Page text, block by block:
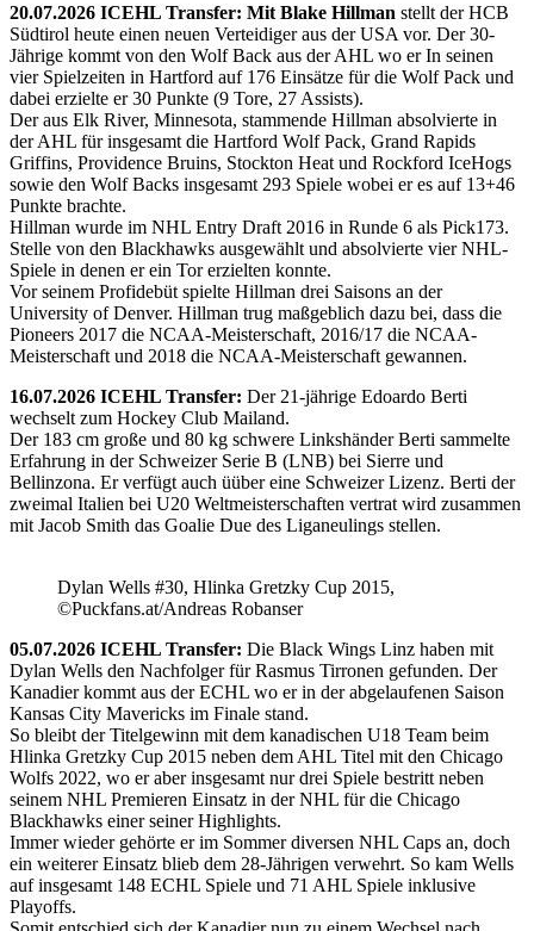
20.07.2026 ICEHL Transfer: Mit Blake Hillman stellt der HCB
Südtirol heute einen neuen Verteidiger aus der USA vor. Der 30-
Jährige kommt von den Wolf Back aus der AHL wo er In seinen
vier Spielzeiten in Hartford auf 176 Einsätze für die Wolf Pack und
dabei erzielte er 30 Punkte (9 Tore, 27 Assists).
Der aus Elk River, Minnesota, stammende Hillman absolvierte in
der AHL für insgesamt die Hartford Wolf Pack, Grand Rapids
Griffins, Providence Bruins, Stockton Heat und Rockford IceHogs
sowie den Wolf Backs insgesamt 293 Spiele wobei er es auf 13+46
Punkte brachte.
Hillman wurde im NHL Entry Draft 2016 in Runde 6 als Pick173.
Stelle von den Blackhawks ausgewählt und absolvierte vier NHL-
Spiele in denen er ein Tor erzielten konnte.
Vor seinem Profidebüt spielte Hillman drei Saisons an der
University of Denver. Hillman trug maßgeblich dazu bei, dass die
Pioneers 2017 die NCAA-Meisterschaft, 2016/17 die NCAA-
Meisterschaft und 2018 die NCAA-Meisterschaft gewannen.
16.07.2026 ICEHL Transfer: Der 21-jährige Edoardo Berti
wechselt zum Hockey Club Mailand.
Der 183 cm große und 80 kg schwere Linkshänder Berti sammelte
Erfahrung in der Schweizer Serie B (LNB) bei Sierre und
Bellinzona. Er verfügt auch üüber eine Schweizer Lizenz. Berti der
zweimal Italien bei U20 Weltmeisterschaften vertrat wird zusammen
mit Jacob Smith das Goalie Due des Liganeulings stellen.
Dylan Wells #30, Hlinka Gretzky Cup 2015,
©Puckfans.at/Andreas Robanser
05.07.2026 ICEHL Transfer: Die Black Wings Linz haben mit
Dylan Wells den Nachfolger für Rasmus Tirronen gefunden. Der
Kanadier kommt aus der ECHL wo er in der abgelaufenen Saison
Kansas City Mavericks im Finale stand.
So bleibt der Titelgewinn mit dem kanadischen U18 Team beim
Hlinka Gretzky Cup 2015 neben dem AHL Titel mit den Chicago
Wolfs 2022, wo er aber insgesamt nur drei Spiele bestritt neben
seinem NHL Premieren Einsatz in der NHL für die Chicago
Blackhawks einer seiner Highlights.
Immer wieder gehörte er im Sommer diversen NHL Caps an, doch
ein weiterer Einsatz blieb dem 28-Jährigen verwehrt. So kam Wells
auf insgesamt 148 ECHL Spiele und 71 AHL Spiele inklusive
Playoffs.